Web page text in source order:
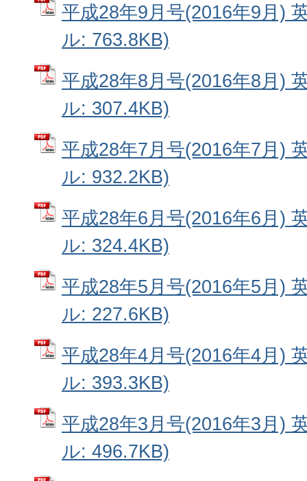
平成28年9月号(2016年9月)
ル: 763.8KB)
平成28年8月号(2016年8月)
ル: 307.4KB)
平成28年7月号(2016年7月)
ル: 932.2KB)
平成28年6月号(2016年6月)
ル: 324.4KB)
平成28年5月号(2016年5月)
ル: 227.6KB)
平成28年4月号(2016年4月)
ル: 393.3KB)
平成28年3月号(2016年3月)
ル: 496.7KB)